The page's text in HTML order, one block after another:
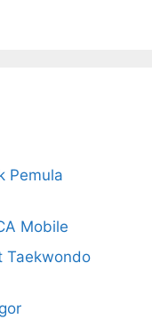
Pemula
Mobile
Taekwondo